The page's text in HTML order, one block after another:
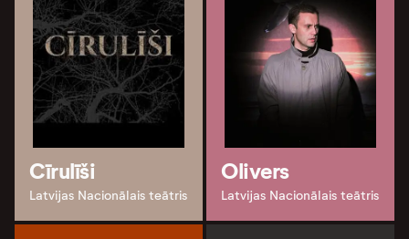
Cīrulīši
Latvijas Nacionālais teātris
Olivers
Latvijas Nacionālais teātris